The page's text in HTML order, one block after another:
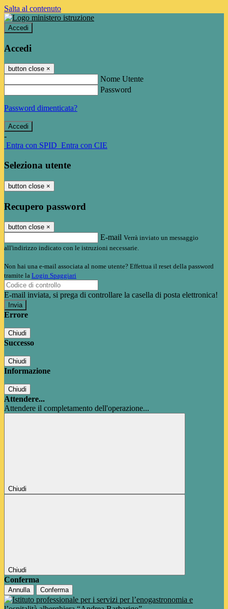
Salta al contenuto
Accedi
Accedi
button close ×
Nome Utente
Password
Password dimenticata?
-
Entra con SPID Entra con CIE
Seleziona utente
button close ×
Recupero password
button close ×
E-mail Verrà inviato un messaggio
all'indirizzo indicato con le istruzioni necessarie.
Non hai una e-mail associata al nome utente? Effettua il reset della password
tramite la Login Spaggiari
E-mail inviata, si prega di controllare la casella di posta elettronica!
Errore
Chiudi
Successo
Chiudi
Informazione
Chiudi
Attendere...
Attendere il completamento dell'operazione...
Chiudi
Chiudi
Conferma
Annulla Conferma